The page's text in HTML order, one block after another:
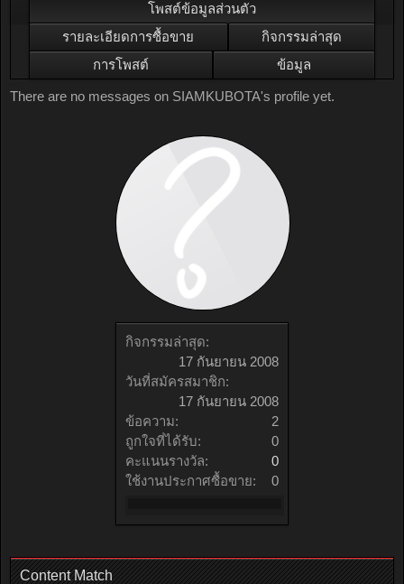
กิจกรรมล่าสุด:
17 กันยายน 2008
วันที่สมัครสมาชิก:
17 กันยายน 2008
ข้อความ:
2
ถูกใจที่ได้รับ:
0
คะแนนรางวัล:
0
ใช้งานประกาศซื้อขาย:
0
โพสต์ข้อมูลส่วนตัว
รายละเอียดการซื้อขาย
กิจกรรมล่าสุด
การโพสต์
ข้อมูล
There are no messages on SIAMKUBOTA's profile yet.
Content Match